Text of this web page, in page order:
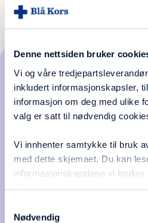
Denne nettsiden bruker
Vi og våre
inkludert informasjonskapsler,
informasjon om deg med ulike
valg er satt til nødvendig
Vi innhenter samtykke til bruk
med dette skjemaet. Du kan
informasjonskapslene vi bruker
Nødvendig
er ønskelig for alle
Vi anbefaler også Blå Kors
gratis terapi for alle mellom
eller vokser opp i et hjem
andre rusproblemer.